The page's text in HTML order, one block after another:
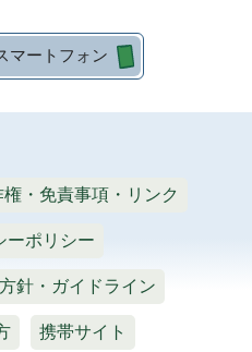
マートフォン
権・免責事項・リンク
ーポリシー
針・ガイドライン
携帯サイト